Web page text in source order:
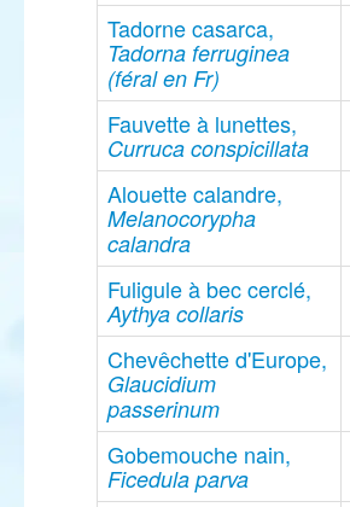
Tadorne casarca,
Tadorna ferruginea
(féral en Fr)
Fauvette à lunettes,
Curruca conspicillata
Alouette calandre,
Melanocorypha
calandra
Fuligule à bec cerclé,
Aythya collaris
Chevêchette d'Europe,
Glaucidium
passerinum
Gobemouche nain,
Ficedula parva